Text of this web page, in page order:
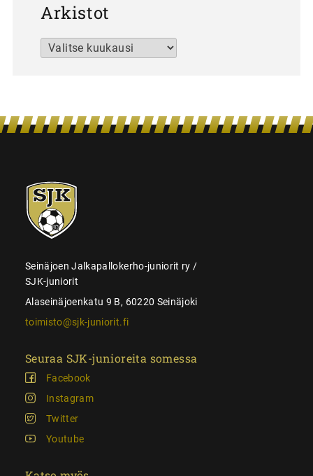
Arkistot
Arkistot
SJK-
juniorit
Seinäjoen Jalkapallokerho-juniorit ry /
SJK-juniorit
Alaseinäjoenkatu 9 B, 60220 Seinäjoki
toimisto@sjk-juniorit.fi
Seuraa SJK-junioreita somessa
Facebook
Instagram
Twitter
Youtube